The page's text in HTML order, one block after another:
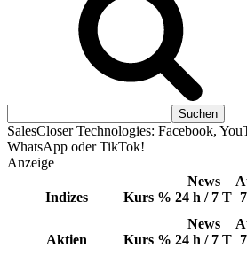
SalesCloser Technologies: Facebook,
WhatsApp oder TikTok!
Anzeige
Indizes Kurs %
News
24 h / 7 T
Aktien Kurs %
News
24 h / 7 T